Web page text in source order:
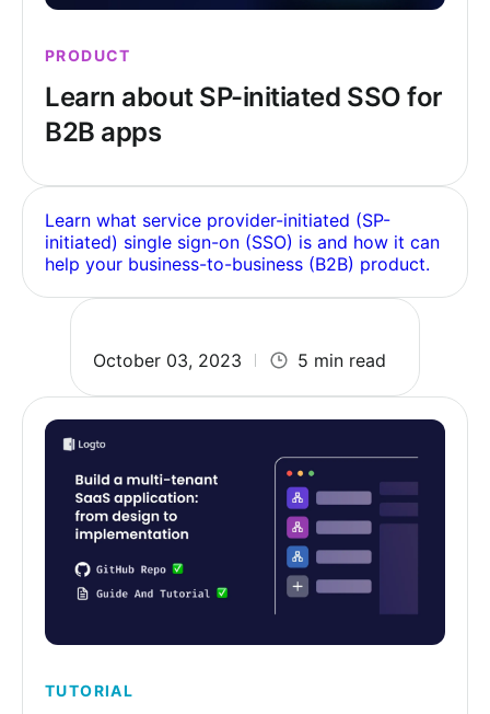
PRODUCT
Learn about SP-initiated SSO for
B2B apps
Learn what service provider-initiated (SP-
initiated) single sign-on (SSO) is and how it can
help your business-to-business (B2B) product.
October 03, 2023 5 min read
TUTORIAL